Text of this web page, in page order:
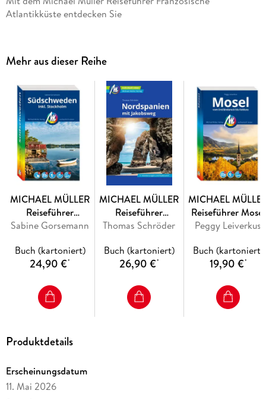
Atlantikküste entdecken Sie
1. Auflage 2026
begleitet Sie mit fundiert
recherchierten Informationen, zahlreichen Karten und
sorgfältig ausgewählten
Tipps durch die Region.
Detaillierte Beschreibung
aller Orte und
Sehenswertem auf
288 Seiten.
Außerdem
170 Farbfotos und 36 Karten
und Pläne inkl. einer
für perfekte
Orientierung. Sorgfältig ausgewählte Restaurants,
unterstützen bei der Suche vor Ort. Aktivurlauber finden 10
Vorschläge für
, um die Natur mit allen Sinnen zu erleben.
Erlebnis Französische Atlantikküste Natur, Kultur und Genuss
Mehr aus dieser Reihe
MICHAEL MÜLLER
Reiseführer
Südschweden
Sabine Gorsemann
Buch (kartoniert)
24,90 €*
MICHAEL MÜLLER
Reiseführer
Nordspanien
Thomas Schröder
Buch (kartoniert)
26,90 €*
MICHAEL
Reiseführer Mosel
Peggy Leiverkus
Buch (kartoniert)
19,90 €*
Produktdetails
Erscheinungsdatum
11. Mai 2026